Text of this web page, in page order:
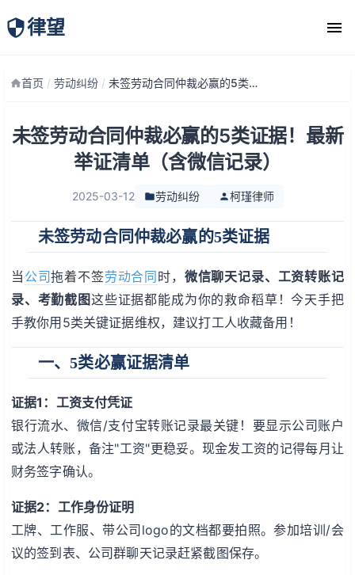
律望
律师团队
首页 / 劳动纠纷 / 未签劳动合同仲裁必赢的5类证据！最新举证清单（含微信记录）
未签劳动合同仲裁必赢的5类证据！最新
举证清单（含微信记录）
2025-03-12 劳动纠纷 柯瑾律师
未签劳动合同仲裁必赢的5类证据
当 公司拖着不签劳动合同 时， 微信聊天记录、工资转账记
录、考勤截图这些证据都能成为你的救命稻草！今天手把
手教你用5类关键证据维权，建议打工人收藏备用！
一、5类必赢证据清单
证据1：工资支付凭证
银行流水、微信/支付宝转账记录最关键！要显示公司账户
或法人转账，备注"工资"更稳妥。现金发工资的记得每月让
财务签字确认。
证据2：工作身份证明
工牌、工作服、带公司logo的文档都要拍照。参加培训/会
议的签到表、公司群聊天记录赶紧截图保存。